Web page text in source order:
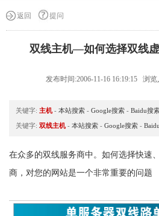
返回 提问
双线主机—如何选择双线
发布时间:2006-11-16 16:19:15 浏览
关键字: 主机 - 本站搜索 - Google搜索 - Baidu搜
关键字: 双线主机 - 本站搜索 - Google搜索 -
在众多的双线服务商中。如何选择快速
商，对您的网站是一个非常重要的问题